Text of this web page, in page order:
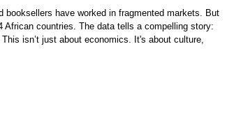
have worked in fragmented markets. But
countries. The data tells a compelling story:
isn’t just about economics. It's about culture,